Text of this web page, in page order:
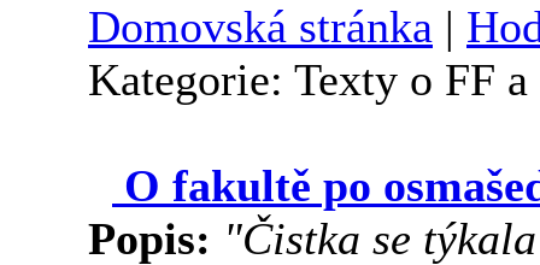
Domovská stránka |
Kategorie: Texty o FF
O fakultě po
Popis: "Čistka se